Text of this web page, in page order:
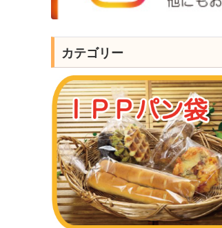
カテゴリー